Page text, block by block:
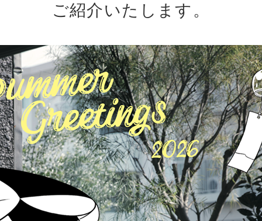
ご紹介いたします。